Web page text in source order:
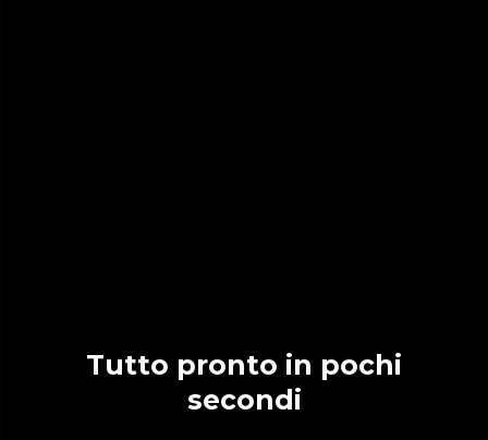
Tutto pronto in pochi
secondi